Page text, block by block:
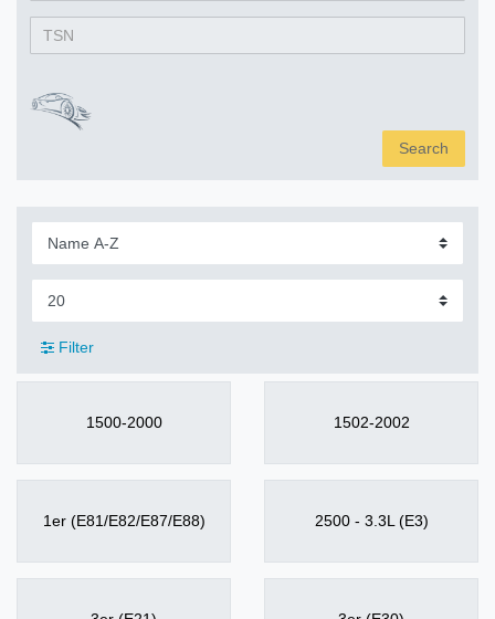
Search
Filter
1500-2000 1502-2002
1er (E81/E82/E87/E88) 2500 - 3.3L (E3)